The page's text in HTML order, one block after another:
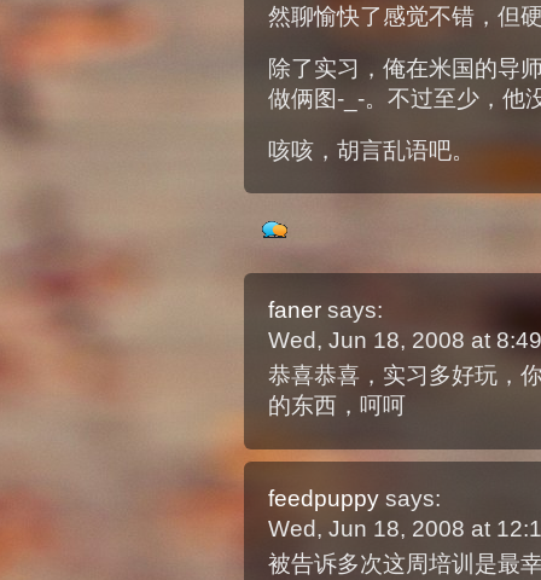
然聊愉快了感觉不错，但
除了实习，俺在米国的导
做俩图-_-。不过至少，他
咳咳，胡言乱语吧。
faner says:
Wed, Jun 18, 2008 at
恭喜恭喜，实习多好玩，
的东西，呵呵
feedpuppy says:
Wed, Jun 18, 2008 at
被告诉多次这周培训是最